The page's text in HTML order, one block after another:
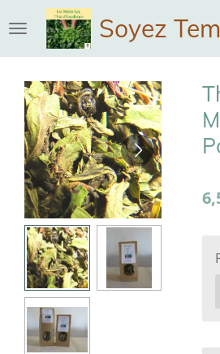
Passer
au
contenu
Soyez